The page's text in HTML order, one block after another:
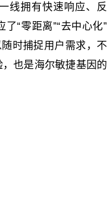
线拥有快速响应、反
“零距离”“去中心化”
时捕捉用户需求，不
也是海尔敏捷基因的